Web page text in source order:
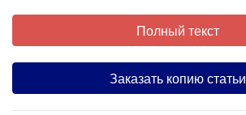
Полный текст
Заказать копию статьи